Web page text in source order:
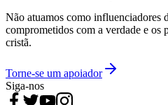
Não atuamos como influenciadores
comprometidos com a verdade e os
cristã.
Torne-se um apoiador
Siga-nos